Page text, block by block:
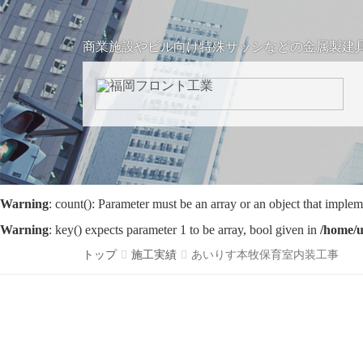
商業施設やビル向け特殊サッシなどの金属製建
Warning: count(): Parameter must be an array or an object that
Warning: key() expects parameter 1 to be array, bool given in /home/
トップ 施工実績 あいりす本牧保育室内装工事